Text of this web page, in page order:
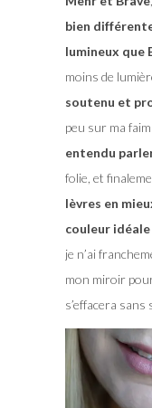
bien
lumineux que
moins de
soutenu et
peu sur ma
entendu
folie, et
lèvres en
couleur
je n’ai
mon miroir
s’effacera